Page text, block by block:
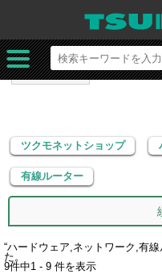
ツクモネットショップ
有線ルーター
ツクモネットショップ
有線ルーター
“ハードウェア,ネットワーク,有線
た。
9件中1 - 9 件を表示